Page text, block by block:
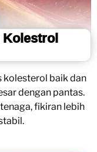
kolesterol baik dan
dengan pantas.
fikiran lebih